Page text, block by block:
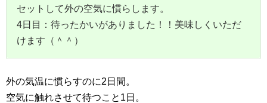
セットして外の空気に慣らします。
4日目：待ったかいがありました！！美味しくいただ
けます（＾＾）
外の気温に慣らすのに2日間。
空気に触れさせて待つこと1日。